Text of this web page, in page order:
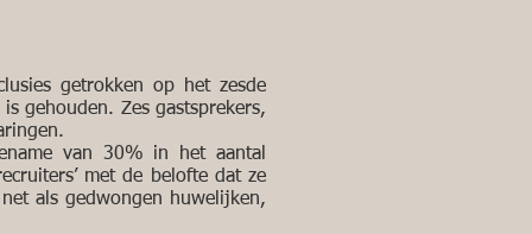
getrokken op het zesde
gehouden. Zes gastsprekers,
van 30% in het aantal
met de belofte dat ze
als gedwongen huwelijken,